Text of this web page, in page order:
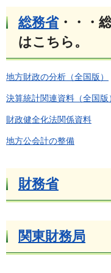
総務省・・・
はこちら。
地方財政の分析（全国版）
決算統計関連資料（全国版
財政健全化法関係資料
地方公会計の整備
財務省
関東財務局